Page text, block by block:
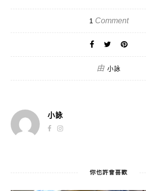
1 Comment
由 小詠
小詠
你也許會喜歡